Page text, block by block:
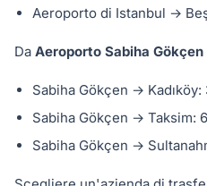
Aeroporto di Istanbul →
Da Aeroporto Sabiha Gökçen
Sabiha Gökçen →
Sabiha Gökçen → Taksim:
Sabiha Gökçen →